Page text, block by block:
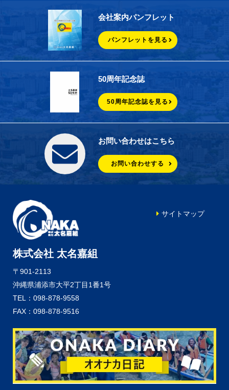
会社案内パンフレット
パンフレットを見る
50周年記念誌
50周年記念誌を見る
お問い合わせはこちら
お問い合わせする
株式会社 太名嘉組
〒901-2113
沖縄県浦添市大平2丁目1番1号
TEL：098-878-9558
FAX：098-878-9516
サイトマップ